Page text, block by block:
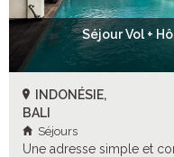
Séjour Vol +
INDONÉSIE,
BALI
Séjours
Une adresse simple et